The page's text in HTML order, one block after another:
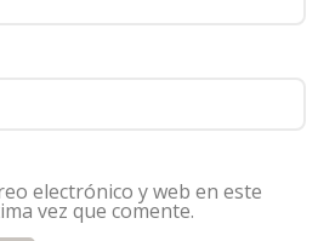
electrónico y web en este
vez que comente.